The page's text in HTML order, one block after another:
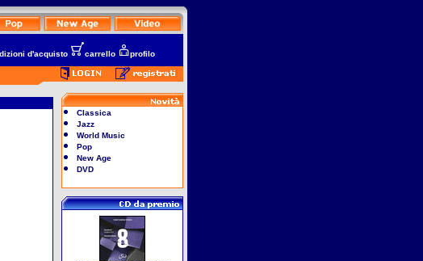
d'acquisto carrello profilo
Classica
Jazz
World Music
Pop
New Age
DVD